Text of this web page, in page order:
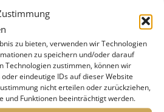
zu bieten, verwenden wir Technologien
zu speichern und/oder darauf
Technologien zustimmen, können wir
eindeutige IDs auf dieser Website
nicht erteilen oder zurückziehen,
und Funktionen beeinträchtigt werden.
Ameli
ist ein echtes
gelingt ihr der Spagat
World und elektronischer